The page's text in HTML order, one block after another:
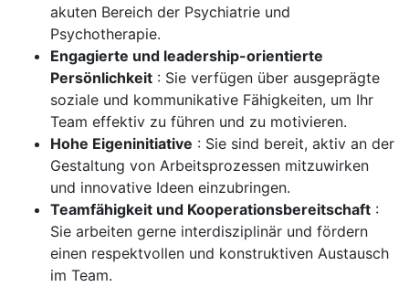
akuten Bereich der Psychiatrie und
Psychotherapie.
Engagierte und leadership-orientierte
Persönlichkeit : Sie verfügen über ausgeprägte
soziale und kommunikative Fähigkeiten, um Ihr
Team effektiv zu führen und zu motivieren.
Hohe Eigeninitiative : Sie sind bereit, aktiv an der
Gestaltung von Arbeitsprozessen mitzuwirken
und innovative Ideen einzubringen.
Teamfähigkeit und Kooperationsbereitschaft :
Sie arbeiten gerne interdisziplinär und fördern
einen respektvollen und konstruktiven Austausch
im Team.